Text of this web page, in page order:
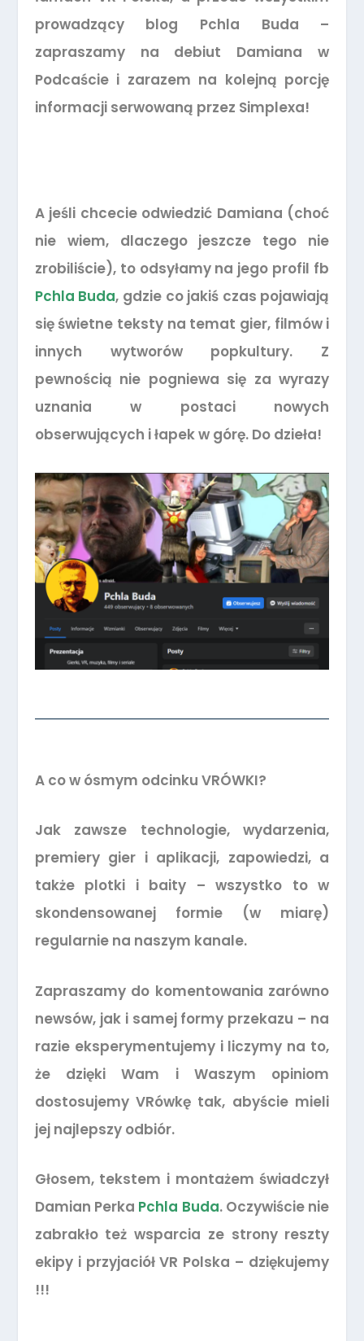
prowadzący blog Pchla Buda –
zapraszamy na debiut Damiana w
Podcaście i zarazem na kolejną porcję
informacji serwowaną przez Simplexa!
A jeśli chcecie odwiedzić Damiana (choć
nie wiem, dlaczego jeszcze tego nie
zrobiliście), to odsyłamy na jego profil fb
Pchla Buda, gdzie co jakiś czas pojawiają
się świetne teksty na temat gier, filmów i
innych wytworów popkultury. Z
pewnością nie pogniewa się za wyrazy
uznania w postaci nowych
obserwujących i łapek w górę. Do dzieła!
A co w ósmym odcinku VRÓWKI?
Jak zawsze technologie, wydarzenia,
premiery gier i aplikacji, zapowiedzi, a
także plotki i baity – wszystko to w
skondensowanej formie (w miarę)
regularnie na naszym kanale.
Zapraszamy do komentowania zarówno
newsów, jak i samej formy przekazu – na
razie eksperymentujemy i liczymy na to,
że dzięki Wam i Waszym opiniom
dostosujemy VRówkę tak, abyście mieli
jej najlepszy odbiór.
Głosem, tekstem i montażem świadczył
Damian Perka Pchla Buda. Oczywiście nie
zabrakło też wsparcia ze strony reszty
ekipy i przyjaciół VR Polska – dziękujemy
!!!